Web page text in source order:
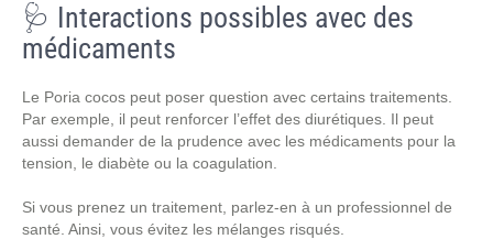
🩺 Interactions possibles avec des
médicaments
Le Poria cocos peut poser question avec certains traitements.
Par exemple, il peut renforcer l’effet des diurétiques. Il peut
aussi demander de la prudence avec les médicaments pour la
tension, le diabète ou la coagulation.
Si vous prenez un traitement, parlez-en à un professionnel de
santé. Ainsi, vous évitez les mélanges risqués.